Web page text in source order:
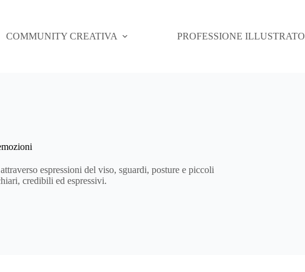
COMMUNITY CREATIVA PROFESSIONE
espressioni del viso, sguardi, posture e piccoli
credibili ed espressivi.